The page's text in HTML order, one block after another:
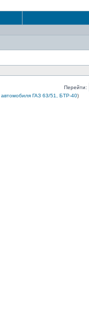
Перейти:
ГАЗ 63/51, БТР-40)